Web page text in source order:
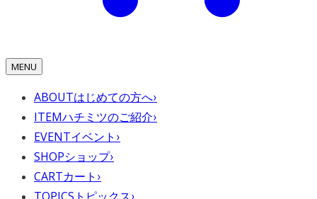
MENU
ABOUTはじめての方へ›
ITEMハチミツのご紹介›
EVENTイベント ›
SHOPショップ›
CARTカート ›